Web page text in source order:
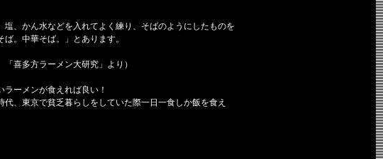
塩、かん水などを入れてよく練り、そばのようにしたものを
。中華そば。」とあります。
喜多方ラーメン大研究」より）
ーメンが食えれば良い！
、東京で貧乏暮らしをしていた際一日一食しか飯を食え